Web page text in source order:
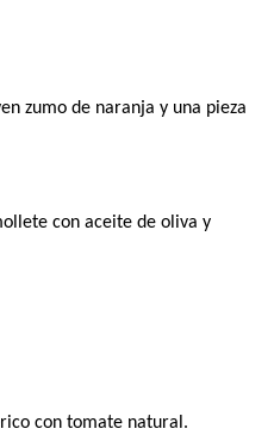
zumo de naranja y una pieza
con aceite de oliva y
con tomate natural.